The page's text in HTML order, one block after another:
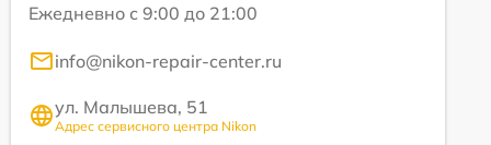
Ежедневно с 9:00 до 21:00
info@nikon-repair-center.ru
ул. Малышева, 51
Адрес сервисного центра Nikon